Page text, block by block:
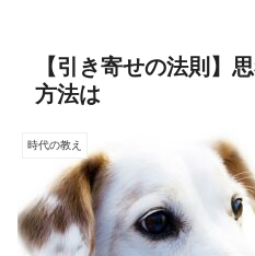
【引き寄せの法則】
方法は
時代の教え